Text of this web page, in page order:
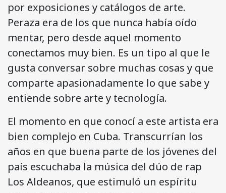
por exposiciones y catálogos de arte.
Peraza era de los que nunca había oído
mentar, pero desde aquel momento
conectamos muy bien. Es un tipo al que le
gusta conversar sobre muchas cosas y que
comparte apasionadamente lo que sabe y
entiende sobre arte y tecnología.
El momento en que conocí a este artista era
bien complejo en Cuba. Transcurrían los
años en que buena parte de los jóvenes del
país escuchaba la música del dúo de rap
Los Aldeanos, que estimuló un espíritu